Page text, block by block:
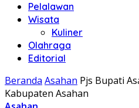
Pelalawan
Wisata
Kuliner
Olahraga
Editorial
Beranda Asahan Pjs Bupati
Kabupaten Asahan